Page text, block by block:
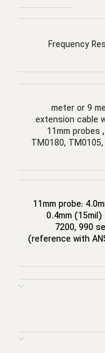
Frequency
5 meter or 9
extension cable
11mm probes ,
TM0180,
11mm probe:
0.4mm
7200, 990
(reference with